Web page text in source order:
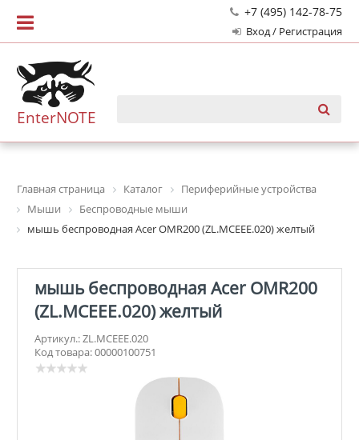
+7 (495) 142-78-75
Вход / Регистрация
EnterNOTE
Главная страница Каталог
Периферийные устройства
Мыши
Беспроводные мыши
мышь беспроводная Acer OMR200 (ZL.MCEEE.020) желтый
мышь беспроводная Acer OMR200
(ZL.MCEEE.020) желтый
Артикул.: ZL.MCEEE.020
Код товара: 00000100751